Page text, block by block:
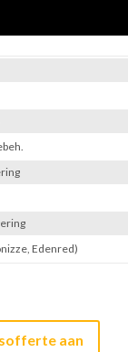
aan
Edenred)